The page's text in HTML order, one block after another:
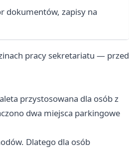
dokumentów, zapisy na
pracy sekretariatu — przed
przystosowana dla osób z
dwa miejsca parkingowe
Dlatego dla osób